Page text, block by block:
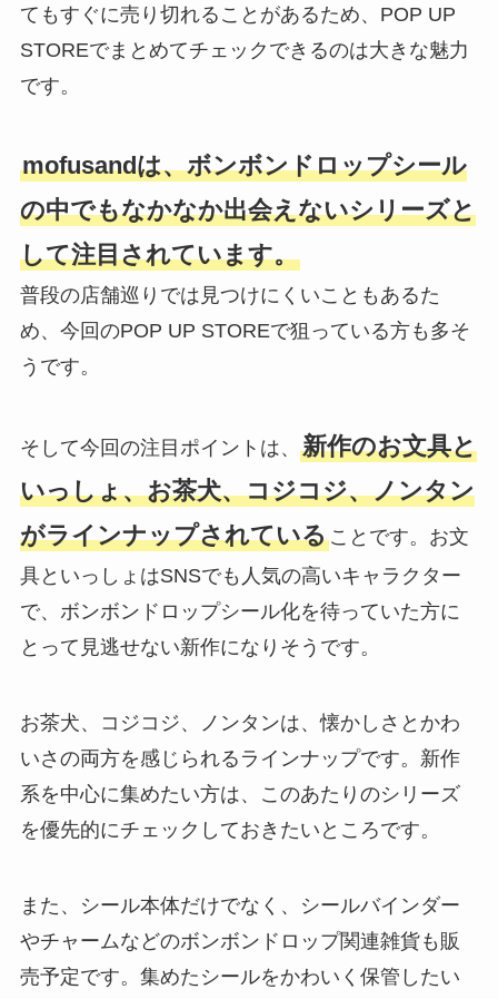
てもすぐに売り切れることがあるため、POP UP
STOREでまとめてチェックできるのは大きな魅力
です。
mofusandは、ボンボンドロップシール
の中でもなかなか出会えないシリーズと
して注目されています。
普段の店舗巡りでは見つけにくいこともあるた
め、今回のPOP UP STOREで狙っている方も多そ
うです。
そして今回の注目ポイントは、 新作のお文具と
いっしょ、お茶犬、コジコジ、ノンタン
がラインナップされていることです。お文
具といっしょはSNSでも人気の高いキャラクター
で、ボンボンドロップシール化を待っていた方に
とって見逃せない新作になりそうです。
お茶犬、コジコジ、ノンタンは、懐かしさとかわ
いさの両方を感じられるラインナップです。新作
系を中心に集めたい方は、このあたりのシリーズ
を優先的にチェックしておきたいところです。
また、シール本体だけでなく、シールバインダー
やチャームなどのボンボンドロップ関連雑貨も販
売予定です。集めたシールをかわいく保管したい